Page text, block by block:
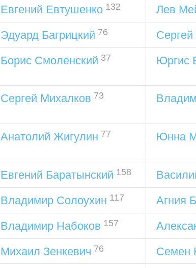
Евгений Евтушенко 132 Лев
Эдуард Багрицкий 76
Борис Смоленский 37 Юргис
Сергей Михалков 73
Анатолий Жигулин 77 Юнна
Евгений Баратынский 158
Владимир Солоухин 117 Агния
Владимир Набоков 157
Михаил Зенкевич 76 Семен